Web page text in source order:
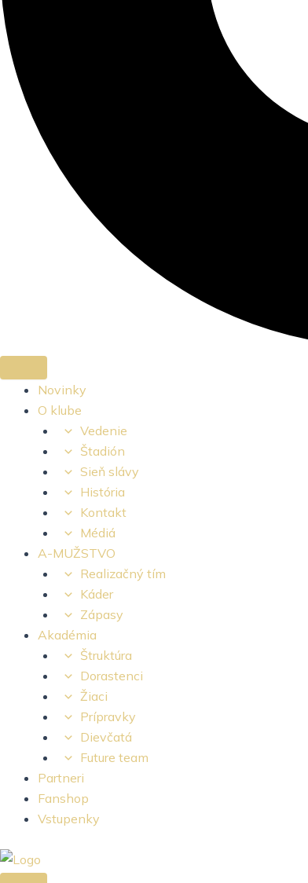
Novinky
O klube
Vedenie
Štadión
Sieň slávy
História
Kontakt
Médiá
A-MUŽSTVO
Realizačný tím
Káder
Zápasy
Akadémia
Štruktúra
Dorastenci
Žiaci
Prípravky
Dievčatá
Future team
Partneri
Fanshop
Vstupenky